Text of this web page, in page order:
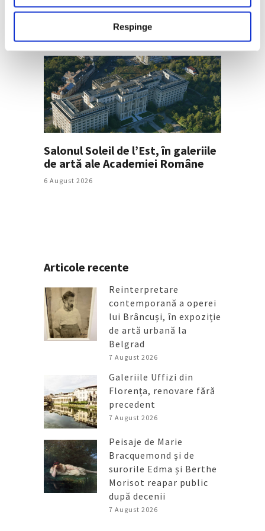
Respinge
Salonul Soleil de l’Est, în galeriile
de artă ale Academiei Române
6 August 2026
Articole recente
Reinterpretare
contemporană a operei
lui Brâncuși, în expoziție
de artă urbană la
Belgrad
7 August 2026
Galeriile Uffizi din
Florența, renovare fără
precedent
7 August 2026
Peisaje de Marie
Bracquemond și de
surorile Edma și Berthe
Morisot reapar public
după decenii
7 August 2026